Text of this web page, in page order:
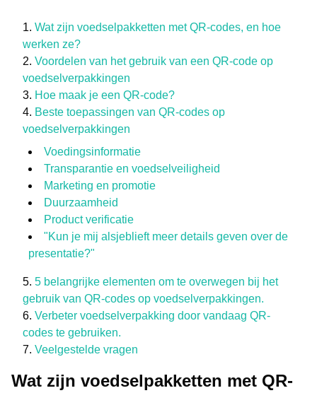
Wat zijn voedselpakketten met QR-codes, en hoe
werken ze?
Voordelen van het gebruik van een QR-code op
voedselverpakkingen
Hoe maak je een QR-code?
Beste toepassingen van QR-codes op
voedselverpakkingen
Voedingsinformatie
Transparantie en voedselveiligheid
Marketing en promotie
Duurzaamheid
Product verificatie
"Kun je mij alsjeblieft meer details geven over de
presentatie?"
5 belangrijke elementen om te overwegen bij het
gebruik van QR-codes op voedselverpakkingen.
Verbeter voedselverpakking door vandaag QR-
codes te gebruiken.
Veelgestelde vragen
Wat zijn voedselpakketten met QR-